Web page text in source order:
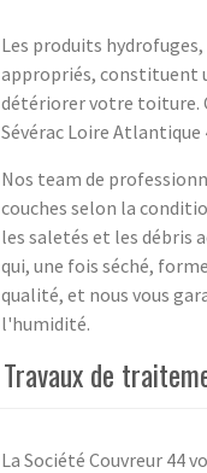
Les produits
appropriés, constituent
détériorer votre toiture.
Sévérac Loire Atlantique
Nos team de
couches selon la
les saletés et les débris
qui, une fois séché,
qualité, et nous vous
l'humidité.
Travaux de
La Société Couvreur 44